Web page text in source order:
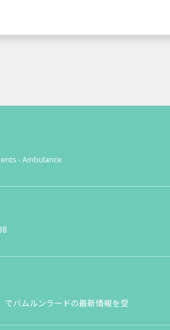
- Ambulance
でバムルンラードの最新情報を受